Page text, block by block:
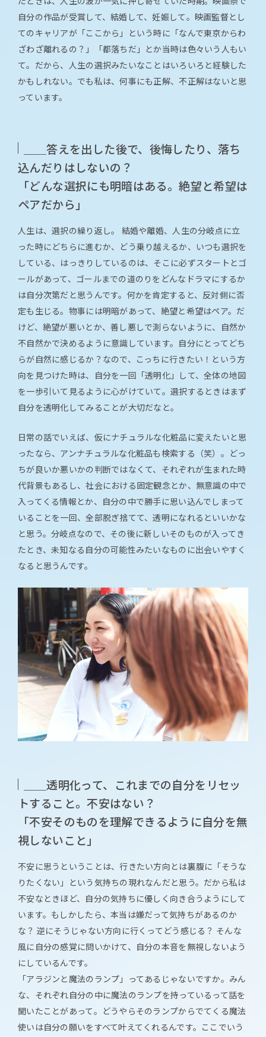
自分の作品が受賞して、結婚して、妊娠して。映画監督とし
てのキャリアが「ここから」という時に「なんで東京からわ
ざわざ離れるの？」「都落ちだ」とか当時は色々いう人もい
て。だから、人生の選択みたいなことはいろいろと経験した
かもしれない。でも私は、何事にも正解、不正解はないと思
っています。
＿＿答えを出した後で、後悔したり、落ち
込んだりはしないの？
「どんな選択にも明暗はある。絶望と希望は
ペアだから」
人生は、選択の繰り返し。 結婚や離婚、人生の分岐点に立
った時にどちらに進むか、どう乗り越えるか、いつも選択を
している、はっきりしているのは、そこに必ずスタートとゴ
ールがあって、ゴールまでの道のりをどんなドラマにするか
は自分次第だと思うんです。何かを肯定すると、反対側に否
定も生じる。物事には明暗があって、絶望と希望はペア。だ
けど、絶望が悪いとか、善し悪しで測らないように、自然か
不自然かで決めるように意識しています。自分にとってどち
らが自然に感じるか？なので、こっちに行きたい！という方
向を見つけた時は、自分を一回「透明化」して、全体の地図
を一歩引いて見るように心がけていて。選択するときはまず
自分を透明化してみることが大切だなと。
日常の話でいえば、仮にナチュラルな化粧品に変えたいと思
ったなら、アンナチュラルな化粧品も検索する（笑）。どっ
ちが良いか悪いかの判断ではなくて、それぞれが生まれた時
代背景もあるし、社会における固定観念とか、無意識の中で
入ってくる情報とか、自分の中で勝手に思い込んでしまって
いることを一回、全部脱ぎ捨てて、透明になれるといいかな
と思う。分岐点なので、その後に新しいそのものが入ってき
たとき、未知なる自分の可能性みたいなものに出会いやすく
なると思うんです。
＿＿透明化って、これまでの自分をリセッ
トすること。不安はない？
「不安そのものを理解できるように自分を無
視しないこと」
不安に思うということは、行きたい方向とは裏腹に「そうな
りたくない」という気持ちの現れなんだと思う。だから私は
不安なときほど、自分の気持ちに優しく向き合うようにして
います。もしかしたら、本当は嫌だって気持ちがあるのか
な？ 逆にそうじゃない方向に行くってどう感じる？ そんな
風に自分の感覚に問いかけて、自分の本音を無視しないよう
にしているんです。
「アラジンと魔法のランプ」ってあるじゃないですか。みん
な、それぞれ自分の中に魔法のランプを持っているって話を
聞いたことがあって。どうやらそのランプからでてくる魔法
使いは自分の願いをすべて叶えてくれるんです。ここでいう